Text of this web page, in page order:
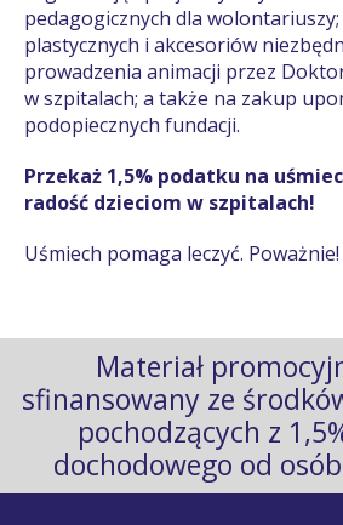
pedagogicznych dla
plastycznych i akcesoriów
prowadzenia animacji przez
w szpitalach; a także na zakup
podopiecznych fundacji.
Przekaż 1,5% podatku na
radość dzieciom w szpitalach!
Uśmiech pomaga leczyć. Poważnie!
Materiał
sfinansowany ze
pochodzących z
dochodowego od